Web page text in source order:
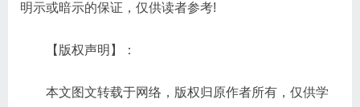
明示或暗示的保证，仅供读者参考!
【版权声明】：
本文图文转载于网络，版权归原作者所有，仅供学